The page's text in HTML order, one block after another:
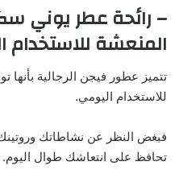
المنعشة للاستخدام
تتميز عطور فيجن الرجالية بأنها
للاستخدام اليومي.
فبغض النظر عن نشاطاتك
تحافظ على انتعاشك طوال اليوم.